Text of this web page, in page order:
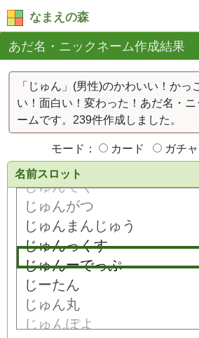
なまえの森
あだ名・ニックネーム作成結果
「じゅん」(男性)のかわいい！かっ
い！面白い！変わった！あだ名・ニ
ームです。239件作成しました。
モード： カード ガチャ
名前スロット